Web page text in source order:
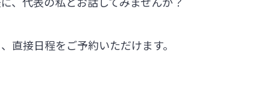
直接日程をご予約いただけます。